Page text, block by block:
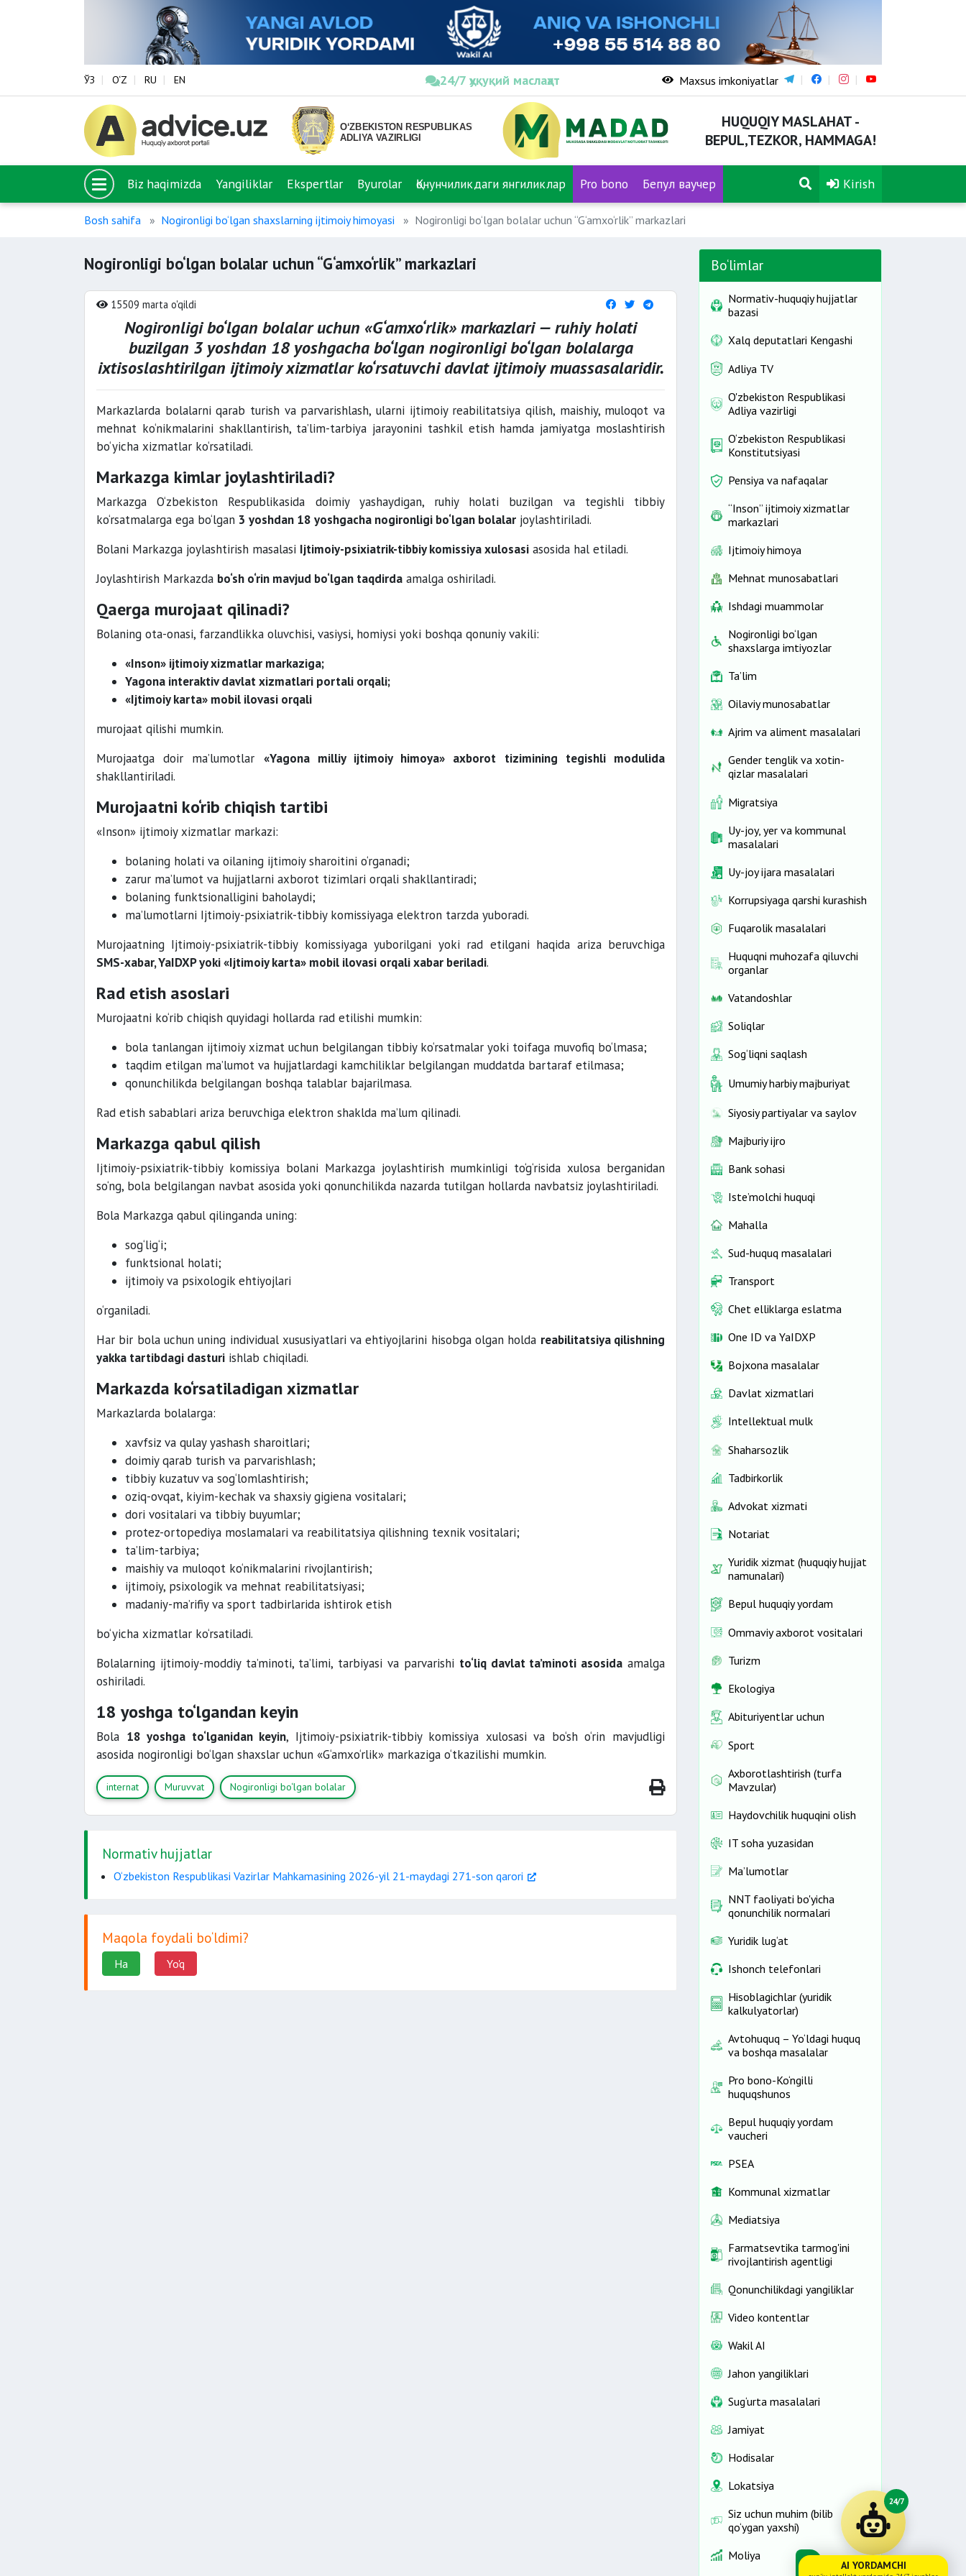
ЎЗ O‘Z RU EN 24/7 ҳуқуқий маслаҳат Maxsus imkoniyatlar
HUQUQIY MASLAHAT -
BEPUL,TEZKOR, HAMMAGA!
Biz haqimizda Yangiliklar Ekspertlar Byurolar Қонунчиликдаги янгиликлар Pro bono Бепул ваучер Kirish
Bosh sahifa Nogironligi bo‘lgan shaxslarning ijtimoiy himoyasi Nogironligi bo‘lgan bolalar uchun “G‘amxo‘rlik” markazlari
Nogironligi bo‘lgan bolalar uchun “G‘amxo‘rlik” markazlari
15509 marta o'qildi
Nogironligi bo‘lgan bolalar uchun «G‘amxo‘rlik» markazlari— ruhiy holati
buzilgan 3 yoshdan 18 yoshgacha bo‘lgan nogironligi bo‘lgan bolalarga
ixtisoslashtirilgan ijtimoiy xizmatlar ko‘rsatuvchi davlat ijtimoiy muassasalaridir.
Markazlarda bolalarni qarab turish va parvarishlash, ularni ijtimoiy reabilitatsiya qilish, maishiy, muloqot va
mehnat ko‘nikmalarini shakllantirish, ta’lim-tarbiya jarayonini tashkil etish hamda jamiyatga moslashtirish
bo‘yicha xizmatlar ko‘rsatiladi.
Markazga kimlar joylashtiriladi?
Markazga O‘zbekiston Respublikasida doimiy yashaydigan, ruhiy holati buzilgan va tegishli tibbiy
ko‘rsatmalarga ega bo‘lgan 3 yoshdan 18 yoshgacha nogironligi bo‘lgan bolalar joylashtiriladi.
Bolani Markazga joylashtirish masalasi Ijtimoiy-psixiatrik-tibbiy komissiya xulosasi asosida hal etiladi.
Joylashtirish Markazda bo‘sh o‘rin mavjud bo‘lgan taqdirda amalga oshiriladi.
Qaerga murojaat qilinadi?
Bolaning ota-onasi, farzandlikka oluvchisi, vasiysi, homiysi yoki boshqa qonuniy vakili:
«Inson» ijtimoiy xizmatlar markaziga;
Yagona interaktiv davlat xizmatlari portali orqali;
«Ijtimoiy karta» mobil ilovasi orqali
murojaat qilishi mumkin.
Murojaatga doir ma’lumotlar «Yagona milliy ijtimoiy himoya» axborot tizimining tegishli modulida
shakllantiriladi.
Murojaatni ko‘rib chiqish tartibi
«Inson» ijtimoiy xizmatlar markazi:
bolaning holati va oilaning ijtimoiy sharoitini o‘rganadi;
zarur ma’lumot va hujjatlarni axborot tizimlari orqali shakllantiradi;
bolaning funktsionalligini baholaydi;
ma’lumotlarni Ijtimoiy-psixiatrik-tibbiy komissiyaga elektron tarzda yuboradi.
Murojaatning Ijtimoiy-psixiatrik-tibbiy komissiyaga yuborilgani yoki rad etilgani haqida ariza beruvchiga
SMS-xabar, YaIDXP yoki «Ijtimoiy karta» mobil ilovasi orqali xabar beriladi.
Rad etish asoslari
Murojaatni ko‘rib chiqish quyidagi hollarda rad etilishi mumkin:
bola tanlangan ijtimoiy xizmat uchun belgilangan tibbiy ko‘rsatmalar yoki toifaga muvofiq bo‘lmasa;
taqdim etilgan ma’lumot va hujjatlardagi kamchiliklar belgilangan muddatda bartaraf etilmasa;
qonunchilikda belgilangan boshqa talablar bajarilmasa.
Rad etish sabablari ariza beruvchiga elektron shaklda ma’lum qilinadi.
Markazga qabul qilish
Ijtimoiy-psixiatrik-tibbiy komissiya bolani Markazga joylashtirish mumkinligi to‘g‘risida xulosa berganidan
so‘ng, bola belgilangan navbat asosida yoki qonunchilikda nazarda tutilgan hollarda navbatsiz joylashtiriladi.
Bola Markazga qabul qilinganda uning:
sog‘lig‘i;
funktsional holati;
ijtimoiy va psixologik ehtiyojlari
o‘rganiladi.
Har bir bola uchun uning individual xususiyatlari va ehtiyojlarini hisobga olgan holda reabilitatsiya qilishning
yakka tartibdagi dasturi ishlab chiqiladi.
Markazda ko‘rsatiladigan xizmatlar
Markazlarda bolalarga:
xavfsiz va qulay yashash sharoitlari;
doimiy qarab turish va parvarishlash;
tibbiy kuzatuv va sog‘lomlashtirish;
oziq-ovqat, kiyim-kechak va shaxsiy gigiena vositalari;
dori vositalari va tibbiy buyumlar;
protez-ortopediya moslamalari va reabilitatsiya qilishning texnik vositalari;
ta’lim-tarbiya;
maishiy va muloqot ko‘nikmalarini rivojlantirish;
ijtimoiy, psixologik va mehnat reabilitatsiyasi;
madaniy-ma’rifiy va sport tadbirlarida ishtirok etish
bo‘yicha xizmatlar ko‘rsatiladi.
Bolalarning ijtimoiy-moddiy ta’minoti, ta’limi, tarbiyasi va parvarishi to‘liq davlat ta’minoti asosida amalga
oshiriladi.
18 yoshga to‘lgandan keyin
Bola 18 yoshga to‘lganidan keyin, Ijtimoiy-psixiatrik-tibbiy komissiya xulosasi va bo‘sh o‘rin mavjudligi
asosida nogironligi bo‘lgan shaxslar uchun «G‘amxo‘rlik» markaziga o‘tkazilishi mumkin.
internat Muruvvat Nogironligi bo‘lgan bolalar
Normativ hujjatlar
O‘zbekiston Respublikasi Vazirlar Mahkamasining 2026-yil 21-maydagi 271-son qarori
Maqola foydali bo‘ldimi?
Ha Yo'q
Bo‘limlar
Normativ-huquqiy hujjatlar
bazasi
Xalq deputatlari Kengashi
Adliya TV
O'zbekiston Respublikasi
Adliya vazirligi
O‘zbekiston Respublikasi
Konstitutsiyasi
Pensiya va nafaqalar
“Inson” ijtimoiy xizmatlar
markazlari
Ijtimoiy himoya
Mehnat munosabatlari
Ishdagi muammolar
Nogironligi bo‘lgan
shaxslarga imtiyozlar
Ta’lim
Oilaviy munosabatlar
Ajrim va aliment masalalari
Gender tenglik va xotin-
qizlar masalalari
Migratsiya
Uy-joy, yer va kommunal
masalalari
Uy-joy ijara masalalari
Korrupsiyaga qarshi kurashish
Fuqarolik masalalari
Huquqni muhozafa qiluvchi
organlar
Vatandoshlar
Soliqlar
Sog‘liqni saqlash
Umumiy harbiy majburiyat
Siyosiy partiyalar va saylov
Majburiy ijro
Bank sohasi
Iste’molchi huquqi
Mahalla
Sud-huquq masalalari
Transport
Chet elliklarga eslatma
One ID vа YaIDXP
Bojxona masalalar
Davlat xizmatlari
Intellektual mulk
Shaharsozlik
Tadbirkorlik
Advokat xizmati
Notariat
Yuridik xizmat (huquqiy hujjat
namunalari)
Bepul huquqiy yordam
Ommaviy axborot vositalari
Turizm
Ekologiya
Abituriyentlar uchun
Sport
Axborotlashtirish (turfa
Mavzular)
Haydovchilik huquqini olish
IT soha yuzasidan
Ma’lumotlar
NNT faoliyati bo'yicha
qonunchilik normalari
Yuridik lug‘at
Ishonch telefonlari
Hisoblagichlar (yuridik
kalkulyatorlar)
Avtohuquq – Yo‘ldagi huquq
va boshqa masalalar
Pro bono-Ko‘ngilli
huquqshunos
Bepul huquqiy yordam
vaucheri
PSEA
Kommunal xizmatlar
Mediatsiya
Farmatsevtika tarmog'ini
rivojlantirish agentligi
Qonunchilikdagi yangiliklar
Video kontentlar
Wakil AI
Jahon yangiliklari
Sug‘urta masalalari
Jamiyat
Hodisalar
Lokatsiya
Siz uchun muhim (bilib
qo‘ygan yaxshi)
Moliya
24/7
AI YORDAMCHI